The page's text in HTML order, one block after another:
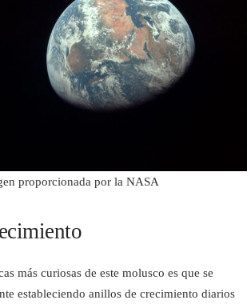
proporcionada por la NASA
más curiosas de este molusco es que se
estableciendo anillos de crecimiento diarios